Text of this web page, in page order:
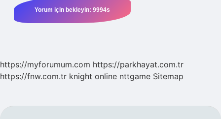
https://myforumum.com https://parkhayat.com.tr
https://fnw.com.tr knight online nttgame Sitemap